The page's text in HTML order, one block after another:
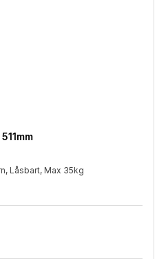
Låsbart, Max 35kg